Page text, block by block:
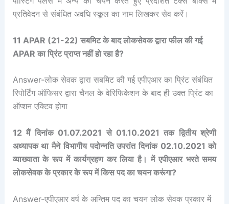
प्रतिवेदन से संबंधित अवधि स्कूल का नाम लिखकर सेव करें।
11 APAR (21-22) सबमिट के बाद लोकसेवक द्वारा फील की गई
APAR का प्रिंट प्राप्त नहीं हो रहा है?
Answer-लोक सेवक द्वारा सबमिट की गई एपीएआर का प्रिंट संबंधित
रिपोर्टिंग ऑफिसर द्वारा चैनल के वेरिफिकेशन के बाद ही उक्त प्रिंट का
ऑप्शन एक्टिव होगा
12 मैं दिनांक 01.07.2021 से 01.10.2021 तक द्वितीय श्रेणी
अध्यापक था मैने विभागीय पदोन्नति उपरांत दिनांक 02.10.2021 को
व्याख्याता के रूप में कार्यग्रहण कर लिया है। में एपीएआर भरते समय
लोकसेवक के प्रकार के रूप में किस पद का चयन करूंगा?
Answer-एपीएआर वर्ष के अन्तिम पद का चयन लोक सेवक प्रकार में